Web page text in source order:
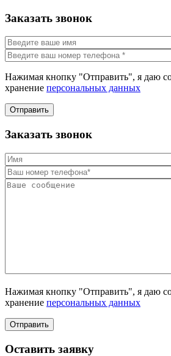
Заказать звонок
Нажимая кнопку "Отправить", я даю
хранение персональных данных
Отправить
Заказать звонок
Нажимая кнопку "Отправить", я даю
хранение персональных данных
Отправить
Оставить заявку